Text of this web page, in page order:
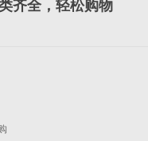
齐全，轻松购物